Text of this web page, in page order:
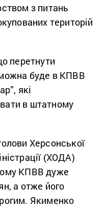
з питань
територій
перетнути
буде в КПВВ
які
в штатному
Херсонської
(ХОДА)
КПВВ дуже
а отже його
Якименко